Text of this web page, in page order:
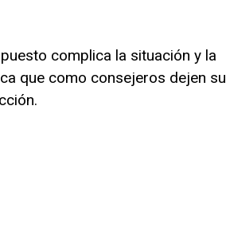
complica la situación y la
que como consejeros dejen su